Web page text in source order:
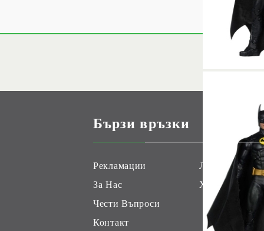
Бързи връзки
Рекламации
За Нас
Чести Въпроси
Контакт
Лоялни
Хоби Геймс